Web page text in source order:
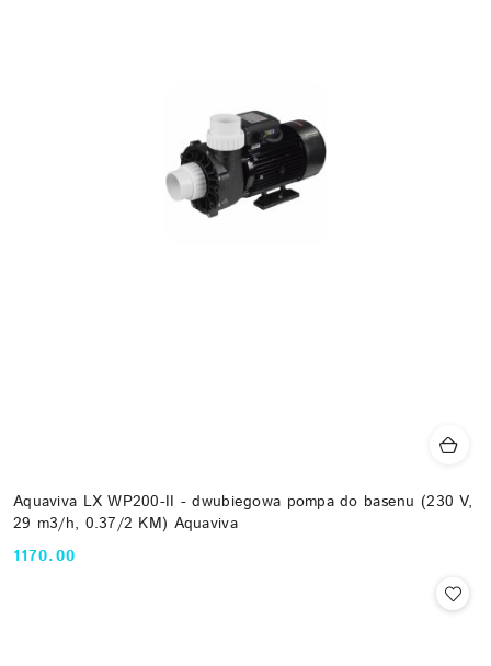
Aquaviva LX WP200-II - dwubiegowa pompa do basenu (230 V,
29 m3/h, 0.37/2 KM) Aquaviva
Cena:
1170.00